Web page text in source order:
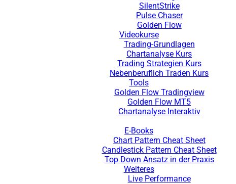
SilentStrike
Pulse Chaser
Golden Flow
Videokurse
Trading-Grundlagen
Chartanalyse Kurs
Trading Strategien Kurs
Nebenberuflich Traden Kurs
Tools
Golden Flow Tradingview
Golden Flow MT5
Chartanalyse Interaktiv
E-Books
Chart Pattern Cheat Sheet
Candlestick Pattern Cheat Sheet
Top Down Ansatz in der Praxis
Weiteres
Live Performance